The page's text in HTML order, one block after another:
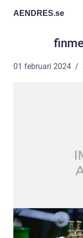
AENDRES.se
01 februari 2024